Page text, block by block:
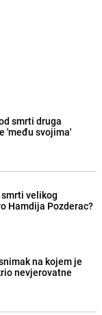
smrti druga
'među svojima'
velikog
Hamdija Pozderac?
na kojem je
nevjerovatne